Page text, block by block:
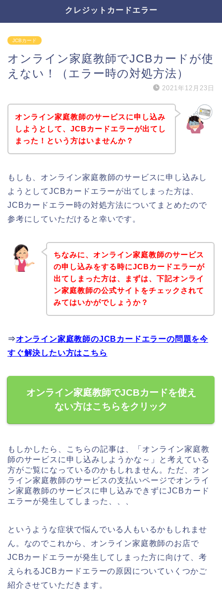
クレジットカードエラー
JCBカード
オンライン家庭教師でJCBカードが使
えない！（エラー時の対処方法）
2021年12月23日
オンライン家庭教師のサービスに申し込み
しようとして、JCBカードエラーが出てし
まった！という方はいませんか？
もしも、オンライン家庭教師のサービスに申し込みし
ようとしてJCBカードエラーが出てしまった方は、
JCBカードエラー時の対処方法についてまとめたので
参考にしていただけると幸いです。
ちなみに、オンライン家庭教師のサービス
の申し込みをする時にJCBカードエラーが
出てしまった方は、まずは、下記オンライ
ン家庭教師の公式サイトをチェックされて
みてはいかがでしょうか？
⇒オンライン家庭教師のJCBカードエラーの問題を今
すぐ解決したい方はこちら
オンライン家庭教師でJCBカードを使え
ない方はこちらをクリック
もしかしたら、こちらの記事は、「オンライン家庭教
師のサービスに申し込みしようかな～」と考えている
方がご覧になっているのかもしれません。ただ、オン
ライン家庭教師のサービスの支払いページでオンライ
ン家庭教師のサービスに申し込みできずにJCBカード
エラーが発生してしまった、、、
というような症状で悩んでいる人もいるかもしれませ
ん。なのでこれから、オンライン家庭教師のお店で
JCBカードエラーが発生してしまった方に向けて、考
えられるJCBカードエラーの原因についていくつかご
紹介させていただきます。